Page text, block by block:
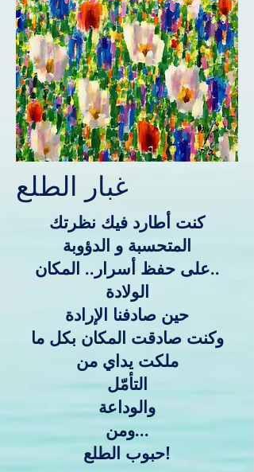
غبار الطلع
كنت أطارد فيك نظرتك
المتحسبة و الدؤوبة
على حفظ أسرار.. المكان..
الولادة
حين صادفنا الإرادة
وكنت صادقت المكان بكل ما
ملكت يداي من
التأمّل
والوداعة
ومن...
حبوب الطلع!